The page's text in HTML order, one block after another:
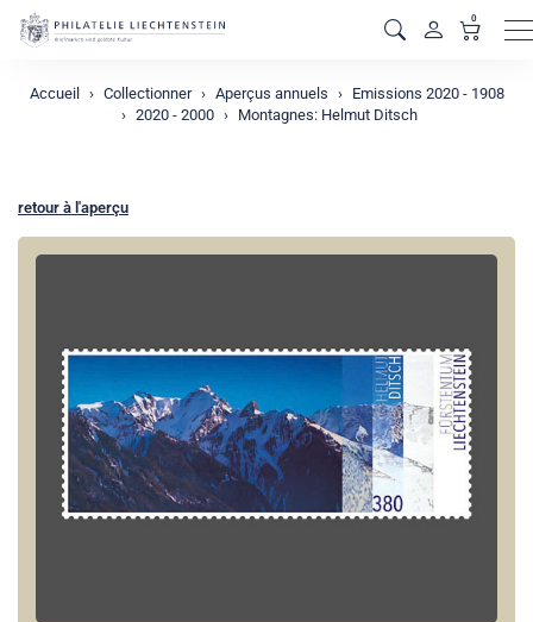
0
Accueil Collectionner Aperçus annuels
Emissions 2020 - 1908
2020 - 2000
Montagnes: Helmut Ditsch
retour à l'aperçu